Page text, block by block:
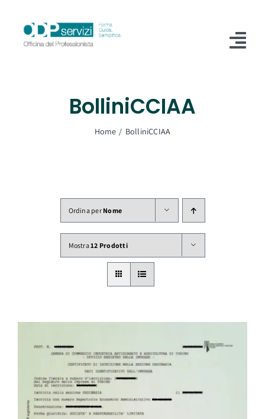
contenuto
BolliniCCIAA
Home BolliniCCIAA
Ordina per Nome
Mostra12 Prodotti